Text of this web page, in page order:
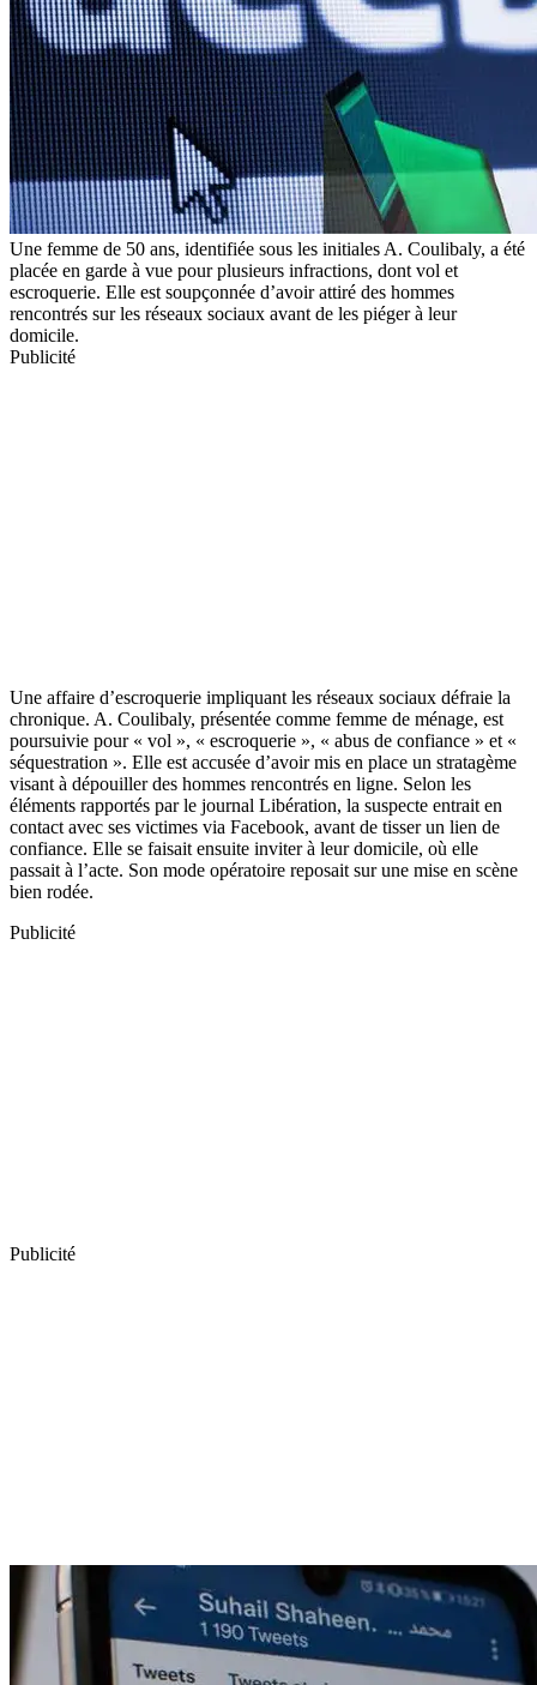
Une femme de 50 ans, identifiée sous les initiales A. Coulibaly, a été
placée en garde à vue pour plusieurs infractions, dont vol et
escroquerie. Elle est soupçonnée d’avoir attiré des hommes
rencontrés sur les réseaux sociaux avant de les piéger à leur
domicile.
Publicité
Une affaire d’escroquerie impliquant les réseaux sociaux défraie la
chronique. A. Coulibaly, présentée comme femme de ménage, est
poursuivie pour « vol », « escroquerie », « abus de confiance » et «
séquestration ». Elle est accusée d’avoir mis en place un stratagème
visant à dépouiller des hommes rencontrés en ligne. Selon les
éléments rapportés par le journal Libération, la suspecte entrait en
contact avec ses victimes via Facebook, avant de tisser un lien de
confiance. Elle se faisait ensuite inviter à leur domicile, où elle
passait à l’acte. Son mode opératoire reposait sur une mise en scène
bien rodée.
Publicité
Publicité